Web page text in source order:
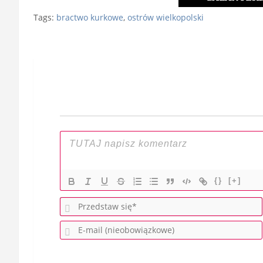
Tags: bractwo kurkowe, ostrów wielkopolski
{} [+]
P
r
E
-